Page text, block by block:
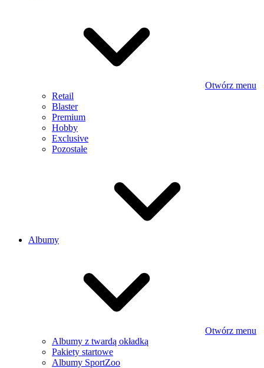
Otwórz menu
Retail
Blaster
Premium
Hobby
Exclusive
Pozostałe
Albumy
Otwórz menu
Albumy z twardą okładką
Pakiety startowe
Albumy SportZoo